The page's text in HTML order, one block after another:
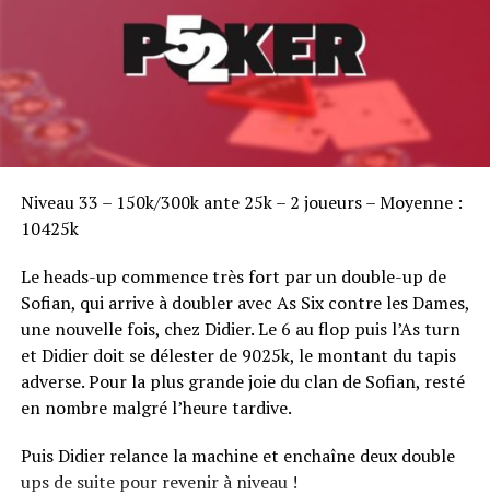
DSO Marrakech "grand final", du 16 au 18 décembre
DON'T MISS
ClubPoker radio : Bruno Benveniste et Jérôme Schmidt
en invités !
Niveau 33 – 150k/300k ante 25k – 2 joueurs – Moyenne :
10425k
Le heads-up commence très fort par un double-up de
Sofian, qui arrive à doubler avec As Six contre les Dames,
une nouvelle fois, chez Didier. Le 6 au flop puis l’As turn
et Didier doit se délester de 9025k, le montant du tapis
adverse. Pour la plus grande joie du clan de Sofian, resté
en nombre malgré l’heure tardive.
Puis Didier relance la machine et enchaîne deux double
ups de suite pour revenir à niveau !